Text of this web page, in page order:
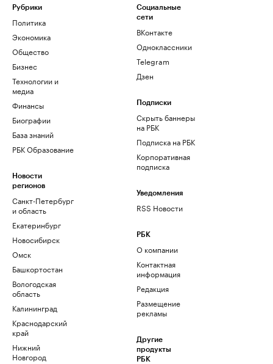
Рубрики
Политика
Экономика
Общество
Бизнес
Технологии и
медиа
Финансы
Биографии
База знаний
РБК Образование
Новости
регионов
Санкт-Петербург
и область
Екатеринбург
Новосибирск
Омск
Башкортостан
Вологодская
область
Калининград
Краснодарский
край
Нижний
Новгород
Социальные
сети
ВКонтакте
Одноклассники
Telegram
Дзен
Подписки
Скрыть баннеры
на РБК
Подписка на РБК
Корпоративная
подписка
Уведомления
RSS Новости
РБК
О компании
Контактная
информация
Редакция
Размещение
рекламы
Другие
продукты
РБК